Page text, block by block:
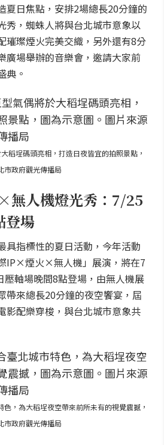
夏日焦點，安排2場總長20分鐘的
秀，蜘蛛人將與台北城市意象以
璀璨煙火完美交織，另外還有8分
廣場舉辦的音樂會，邀請大家前
典。
稻埕碼頭亮相，打造日夜皆宜的拍照景點，
市政府觀光傳播局
人機燈光秀：7/25
登場
具指標性的夏日活動，今年活動
IP×煙火×無人機」展演，將在7
壓軸場晚間8點登場，由無人機展
帶來總長20分鐘的夜空饗宴，屆
影配樂穿梭，與台北城市意象共
色，為大稻埕夜空帶來前所未有的視覺震撼，
市政府觀光傳播局